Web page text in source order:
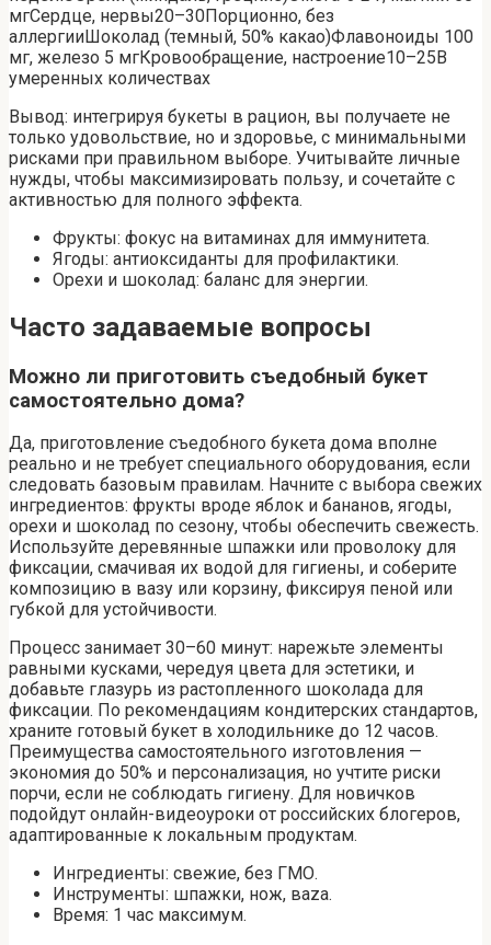
мгСердце, нервы20–30Порционно, без
аллергииШоколад (темный, 50% какао)Флавоноиды 100
мг, железо 5 мгКровообращение, настроение10–25В
умеренных количествах
Вывод: интегрируя букеты в рацион, вы получаете не
только удовольствие, но и здоровье, с минимальными
рисками при правильном выборе. Учитывайте личные
нужды, чтобы максимизировать пользу, и сочетайте с
активностью для полного эффекта.
Фрукты: фокус на витаминах для иммунитета.
Ягоды: антиоксиданты для профилактики.
Орехи и шоколад: баланс для энергии.
Часто задаваемые вопросы
Можно ли приготовить съедобный букет
самостоятельно дома?
Да, приготовление съедобного букета дома вполне
реально и не требует специального оборудования, если
следовать базовым правилам. Начните с выбора свежих
ингредиентов: фрукты вроде яблок и бананов, ягоды,
орехи и шоколад по сезону, чтобы обеспечить свежесть.
Используйте деревянные шпажки или проволоку для
фиксации, смачивая их водой для гигиены, и соберите
композицию в вазу или корзину, фиксируя пеной или
губкой для устойчивости.
Процесс занимает 30–60 минут: нарежьте элементы
равными кусками, чередуя цвета для эстетики, и
добавьте глазурь из растопленного шоколада для
фиксации. По рекомендациям кондитерских стандартов,
храните готовый букет в холодильнике до 12 часов.
Преимущества самостоятельного изготовления —
экономия до 50% и персонализация, но учтите риски
порчи, если не соблюдать гигиену. Для новичков
подойдут онлайн-видеоуроки от российских блогеров,
адаптированные к локальным продуктам.
Ингредиенты: свежие, без ГМО.
Инструменты: шпажки, нож, вaza.
Время: 1 час максимум.